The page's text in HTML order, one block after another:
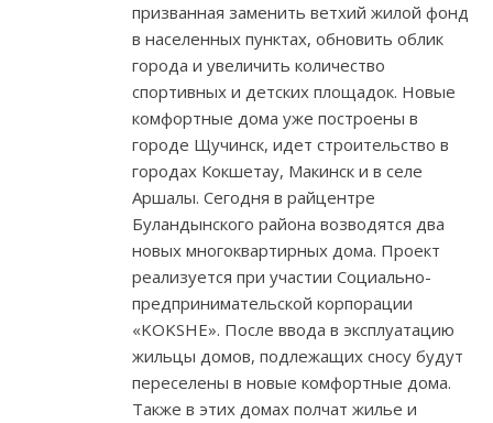
призванная заменить ветхий жилой фонд
в населенных пунктах, обновить облик
города и увеличить количество
спортивных и детских площадок. Новые
комфортные дома уже построены в
городе Щучинск, идет строительство в
городах Кокшетау, Макинск и в селе
Аршалы. Сегодня в райцентре
Буландынского района возводятся два
новых многоквартирных дома. Проект
реализуется при участии Социально-
предпринимательской корпорации
«KOKSHE». После ввода в эксплуатацию
жильцы домов, подлежащих сносу будут
переселены в новые комфортные дома.
Также в этих домах полчат жилье и